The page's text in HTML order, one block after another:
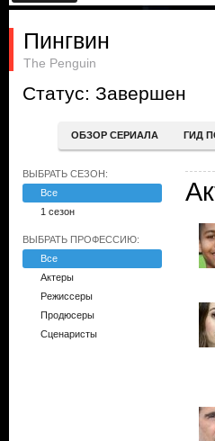
Пингвин
The Penguin
Статус: Завершен
ОБЗОР СЕРИАЛА ГИД
ВЫБРАТЬ СЕЗОН:
Все
1 сезон
ВЫБРАТЬ ПРОФЕССИЮ:
Все
Актеры
Режиссеры
Продюсеры
Сценаристы